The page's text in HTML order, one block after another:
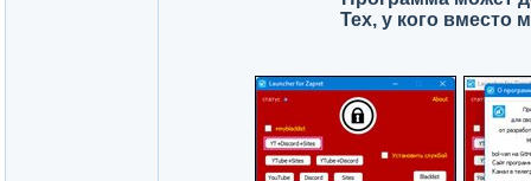
Тех, у кого вместо